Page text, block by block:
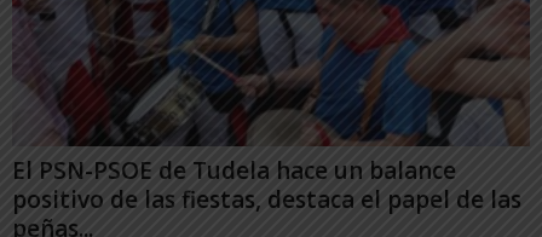
El PSN-PSOE de Tudela hace un balance
positivo de las fiestas, destaca el papel de las
peñas...